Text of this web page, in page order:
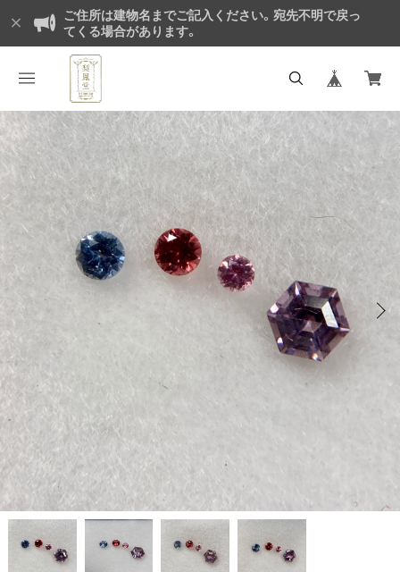
ご住所は建物名までご記入ください。宛先不明で戻っ
てくる場合があります。